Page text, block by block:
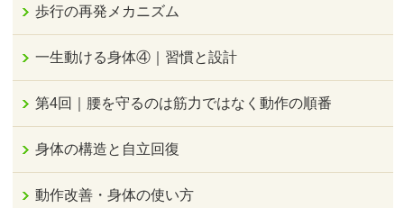
歩行の再発メカニズム
一生動ける身体④｜習慣と設計
第4回｜腰を守るのは筋力ではなく動作の順番
身体の構造と自立回復
動作改善・身体の使い方